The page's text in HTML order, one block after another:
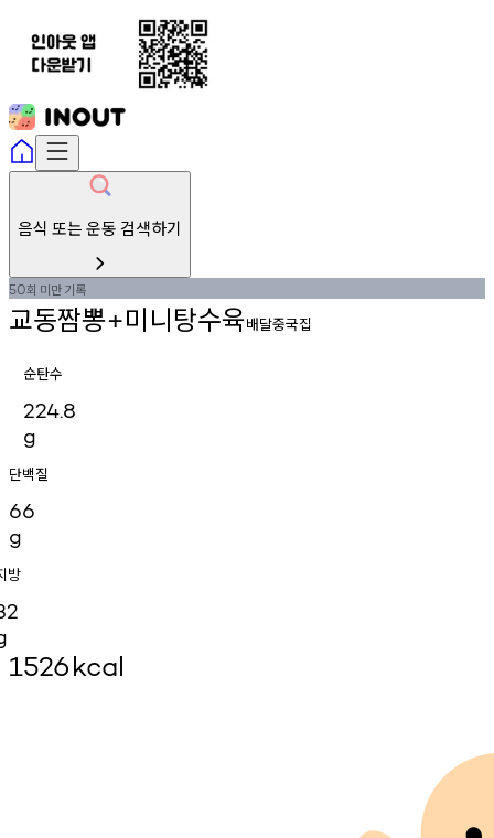
음식 또는 운동 검색하기
50회 미만기록
교동짬뽕+미니탕수육배달중국집
순탄수
224.8
g
단백질
66
g
방
1526kcal